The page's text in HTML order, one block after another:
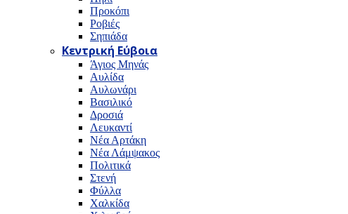
Προκόπι
Ροβιές
Σηπιάδα
Κεντρική Εύβοια
Άγιος Μηνάς
Αυλίδα
Αυλωνάρι
Βασιλικό
Δροσιά
Λευκαντί
Νέα Αρτάκη
Νέα Λάμψακος
Πολιτικά
Στενή
Φύλλα
Χαλκίδα